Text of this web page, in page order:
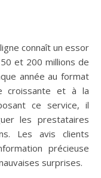
connaît un essor
et 200 millions de
année au format
croissante et à la
ce service, il
les prestataires
Les avis clients
précieuse
surprises.